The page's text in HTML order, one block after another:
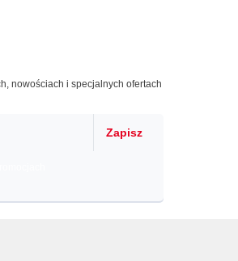
nowościach i specjalnych ofertach
Zapisz